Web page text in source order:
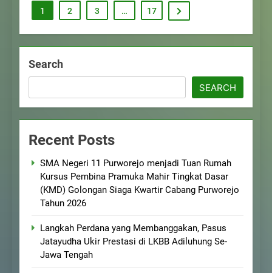
1 2 3 … 17
Search
SEARCH
Recent Posts
SMA Negeri 11 Purworejo menjadi Tuan Rumah
Kursus Pembina Pramuka Mahir Tingkat Dasar
(KMD) Golongan Siaga Kwartir Cabang Purworejo
Tahun 2026
Langkah Perdana yang Membanggakan, Pasus
Jatayudha Ukir Prestasi di LKBB Adiluhung Se-
Jawa Tengah